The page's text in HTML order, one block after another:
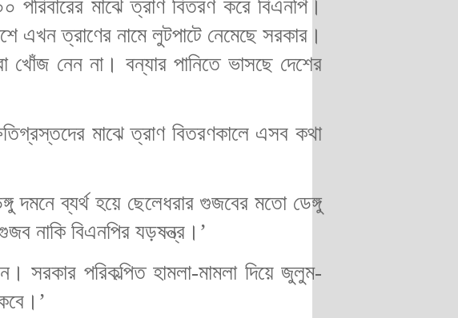
পরিবারের মাঝে ত্রাণ বিতরণ করে বিএনপি।
এখন ত্রাণের নামে লুটপাটে নেমেছে সরকার।
খোঁজ নেন না। বন্যার পানিতে ভাসছে দেশের
মাঝে ত্রাণ বিতরণকালে এসব কথা
দমনে ব্যর্থ হয়ে ছেলেধরার গুজবের মতো ডেঙ্গু
নাকি বিএনপির যড়ষন্ত্র।’
সরকার পরিকল্পিত হামলা-মামলা দিয়ে জুলুম-